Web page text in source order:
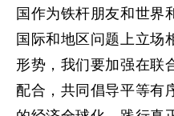
国作为铁杆朋友和世界
国际和地区问题上立场
形势，我们要加强在联
配合，共同倡导平等有